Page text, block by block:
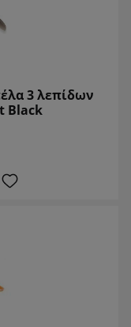
3 λεπίδων
Black